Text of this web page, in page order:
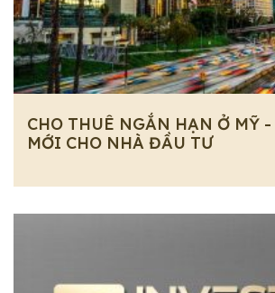
CHO THUÊ NGẮN HẠN Ở MỸ
MỚI CHO NHÀ ĐẦU TƯ